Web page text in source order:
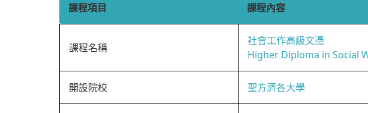
課程項目 課程內容
課程名稱
社會工作高級文憑
Higher Diploma in Social
開設院校 聖方濟各大學